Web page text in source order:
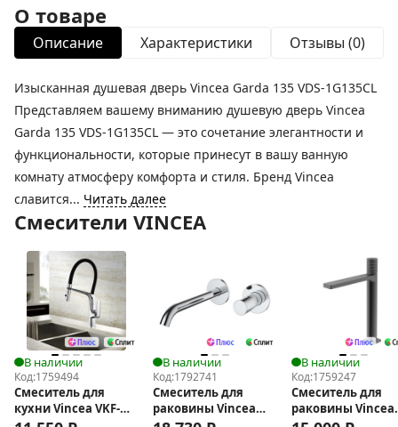
О товаре
Описание Характеристики Отзывы (0)
Изысканная душевая дверь Vincea Garda 135 VDS-1G135CL
Представляем вашему вниманию душевую дверь Vincea
Garda 135 VDS-1G135CL — это сочетание элегантности и
функциональности, которые принесут в вашу ванную
комнату атмосферу комфорта и стиля. Бренд Vincea
славится... Читать далее
Смесители VINCEA
В наличии
Код:1759494
Смеситель для
кухни Vincea VKF-
В наличии
Код:1792741
Смеситель для
раковины Vincea
В наличии
Код:1759247
Смеситель для
раковины Vincea